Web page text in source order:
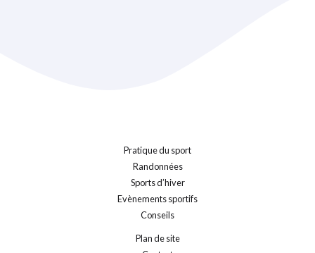
Pratique du sport
Randonnées
Sports d’hiver
Evènements sportifs
Conseils
Plan de site